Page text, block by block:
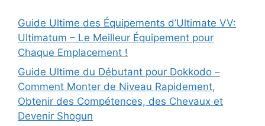
Guide Ultime des Équipements d’Ultimate VV:
Ultimatum – Le Meilleur Équipement pour
Chaque Emplacement !
Guide Ultime du Débutant pour Dokkodo –
Comment Monter de Niveau Rapidement,
Obtenir des Compétences, des Chevaux et
Devenir Shogun